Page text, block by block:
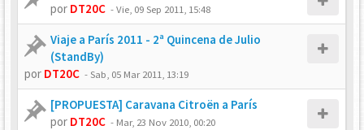
por DT20C -Vie, 09 Sep 2011, 15:48
Viaje a París 2011 - 2ª Quincena de Julio
(StandBy)
por DT20C -Sab, 05 Mar 2011, 13:19
[PROPUESTA] Caravana Citroën a París
por DT20C - Mar, 23 Nov 2010, 00:20